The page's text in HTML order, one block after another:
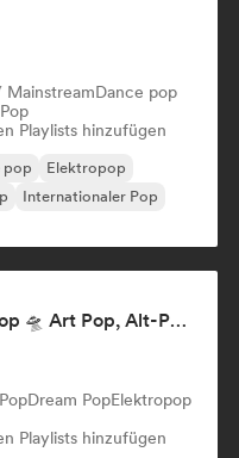
MainstreamDance pop
Playlists hinzufügen
pop
Elektropop
Internationaler Pop
Not Your Average Pop 🛸 Art Pop, Alt-Pop & Indie Pop
Dream PopElektropop
Playlists hinzufügen